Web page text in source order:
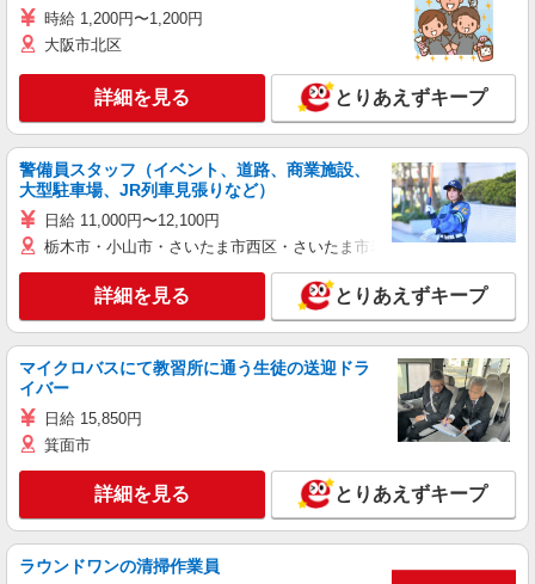
時給 1,200円〜1,200円
大阪市北区
詳細を見る とりあえずキープ
警備員スタッフ（イベント、道路、商業施設、
大型駐車場、JR列車見張りなど）
日給 11,000円〜12,100円
栃木市・小山市・さいたま市西区・さいたま市岩槻区・久喜市・蓮田
詳細を見る とりあえずキープ
マイクロバスにて教習所に通う生徒の送迎ドラ
イバー
日給 15,850円
箕面市
詳細を見る とりあえずキープ
ラウンドワンの清掃作業員